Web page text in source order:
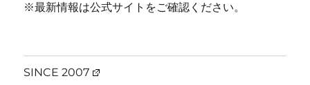
※最新情報は公式サイトをご確認ください。
SINCE 2007